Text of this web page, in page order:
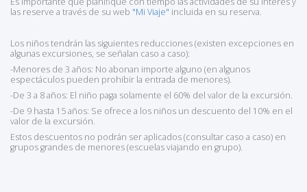
las reserve a través de su web "Mi Viaje" incluida en su reserva.
Los niños tendrán las siguientes reducciones (existen excepciones en
algunas excursiones, se señalan caso a caso):
-Menores de 3 años: No abonan importe alguno (en algunos
espectáculos pueden prohibir la entrada de menores).
-De 3 a 8 años: El niño paga solamente el 60% del valor de la excursión.
-De 9 hasta 15 años: Se ofrece a los niños un descuento del 10% en el
valor de la excursión.
Estos descuentos no podrán ser aplicados (consultar caso a caso) en
grupos grandes de menores (escuelas viajando en grupo).